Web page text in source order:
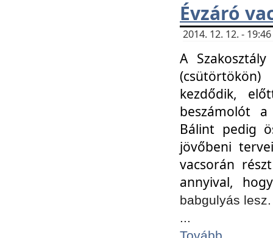
Évzáró
2014. 12. 12. -
A
kezdődik,
beszámolót
Bálint pedig
jövőbeni
vacsorán
annyival,
babgulyás
...